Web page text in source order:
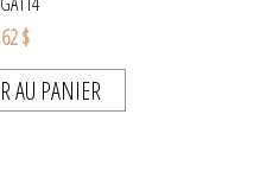
$
AU PANIER